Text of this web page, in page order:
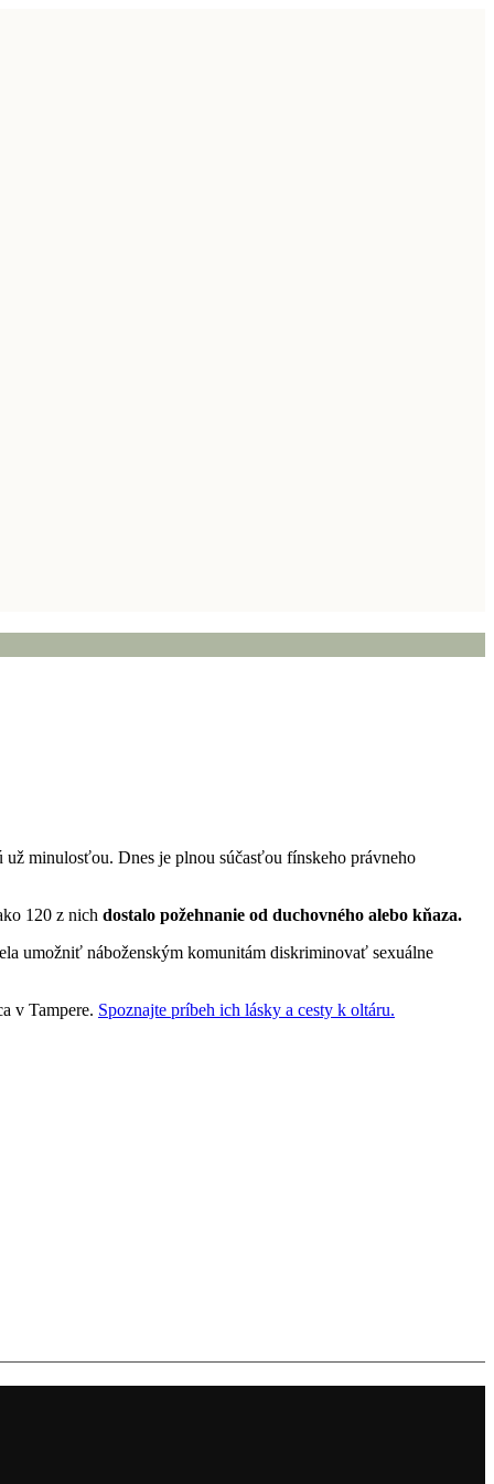
minulosťou. Dnes je plnou súčasťou fínskeho právneho
120 z nich dostalo požehnanie od duchovného alebo kňaza.
umožniť náboženským komunitám diskriminovať sexuálne
v Tampere. Spoznajte príbeh ich lásky a cesty k oltáru.